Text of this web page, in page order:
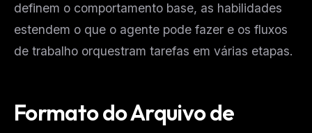
definem o comportamento base, as habilidades
estendem o que o agente pode fazer e os fluxos
de trabalho orquestram tarefas em várias etapas.
Formato do Arquivo de